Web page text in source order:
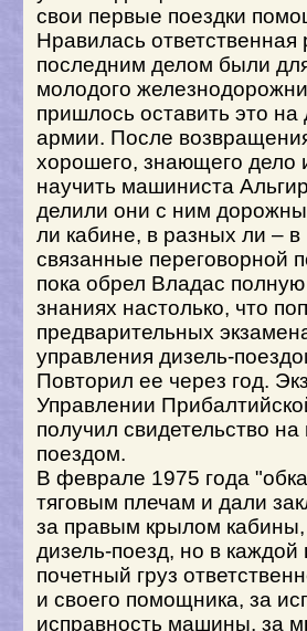
свои первые поездки
Нравилась
последним делом были
молодого
пришлось оставить это на
армии. После
хорошего, знающего дело
научить машиниста
делили они с ним
ли кабине, в разных ли –
связанные переговорной
пока обрел Владас
знаниях настолько, что
предварительных
управления дизель-
Повторил ее через год.
Управлении
получил свидетельство
поездом.
В феврале 1975 года
тяговым плечам и дали
за правым крылом кабины,
дизель-поезд, но в каждой
почетный груз
и своего помощника, за
исправность машины, за